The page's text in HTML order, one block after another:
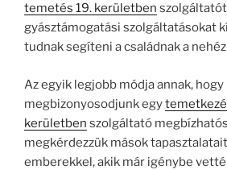
temetés 19. kerületben
gyásztámogatási szolgáltatásokat
tudnak segíteni a családnak a
Az egyik legjobb módja annak, hogy
megbizonyosodjunk egy
kerületben szolgáltató
megkérdezzük mások
emberekkel, akik már igénybe